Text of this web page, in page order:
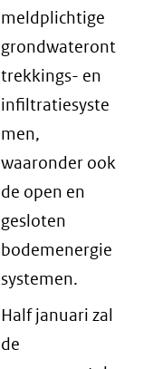
meldplichtige
grondwateront
trekkings- en
infiltratiesyste
men,
waaronder ook
de open en
gesloten
bodemenergie
systemen.
Half januari zal
de